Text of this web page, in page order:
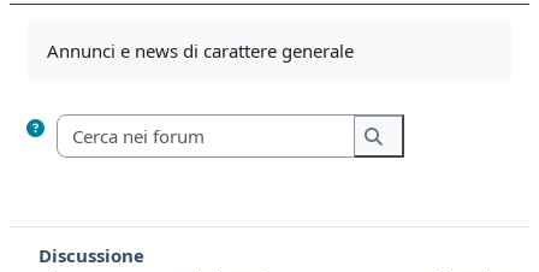
Annunci e news di carattere generale
Cerca nei forum
Cerca nei forum
Discussione